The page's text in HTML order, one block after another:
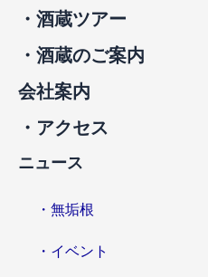
・酒蔵ツアー
・酒蔵のご案内
会社案内
・アクセス
ニュース
・無垢根
・イベント